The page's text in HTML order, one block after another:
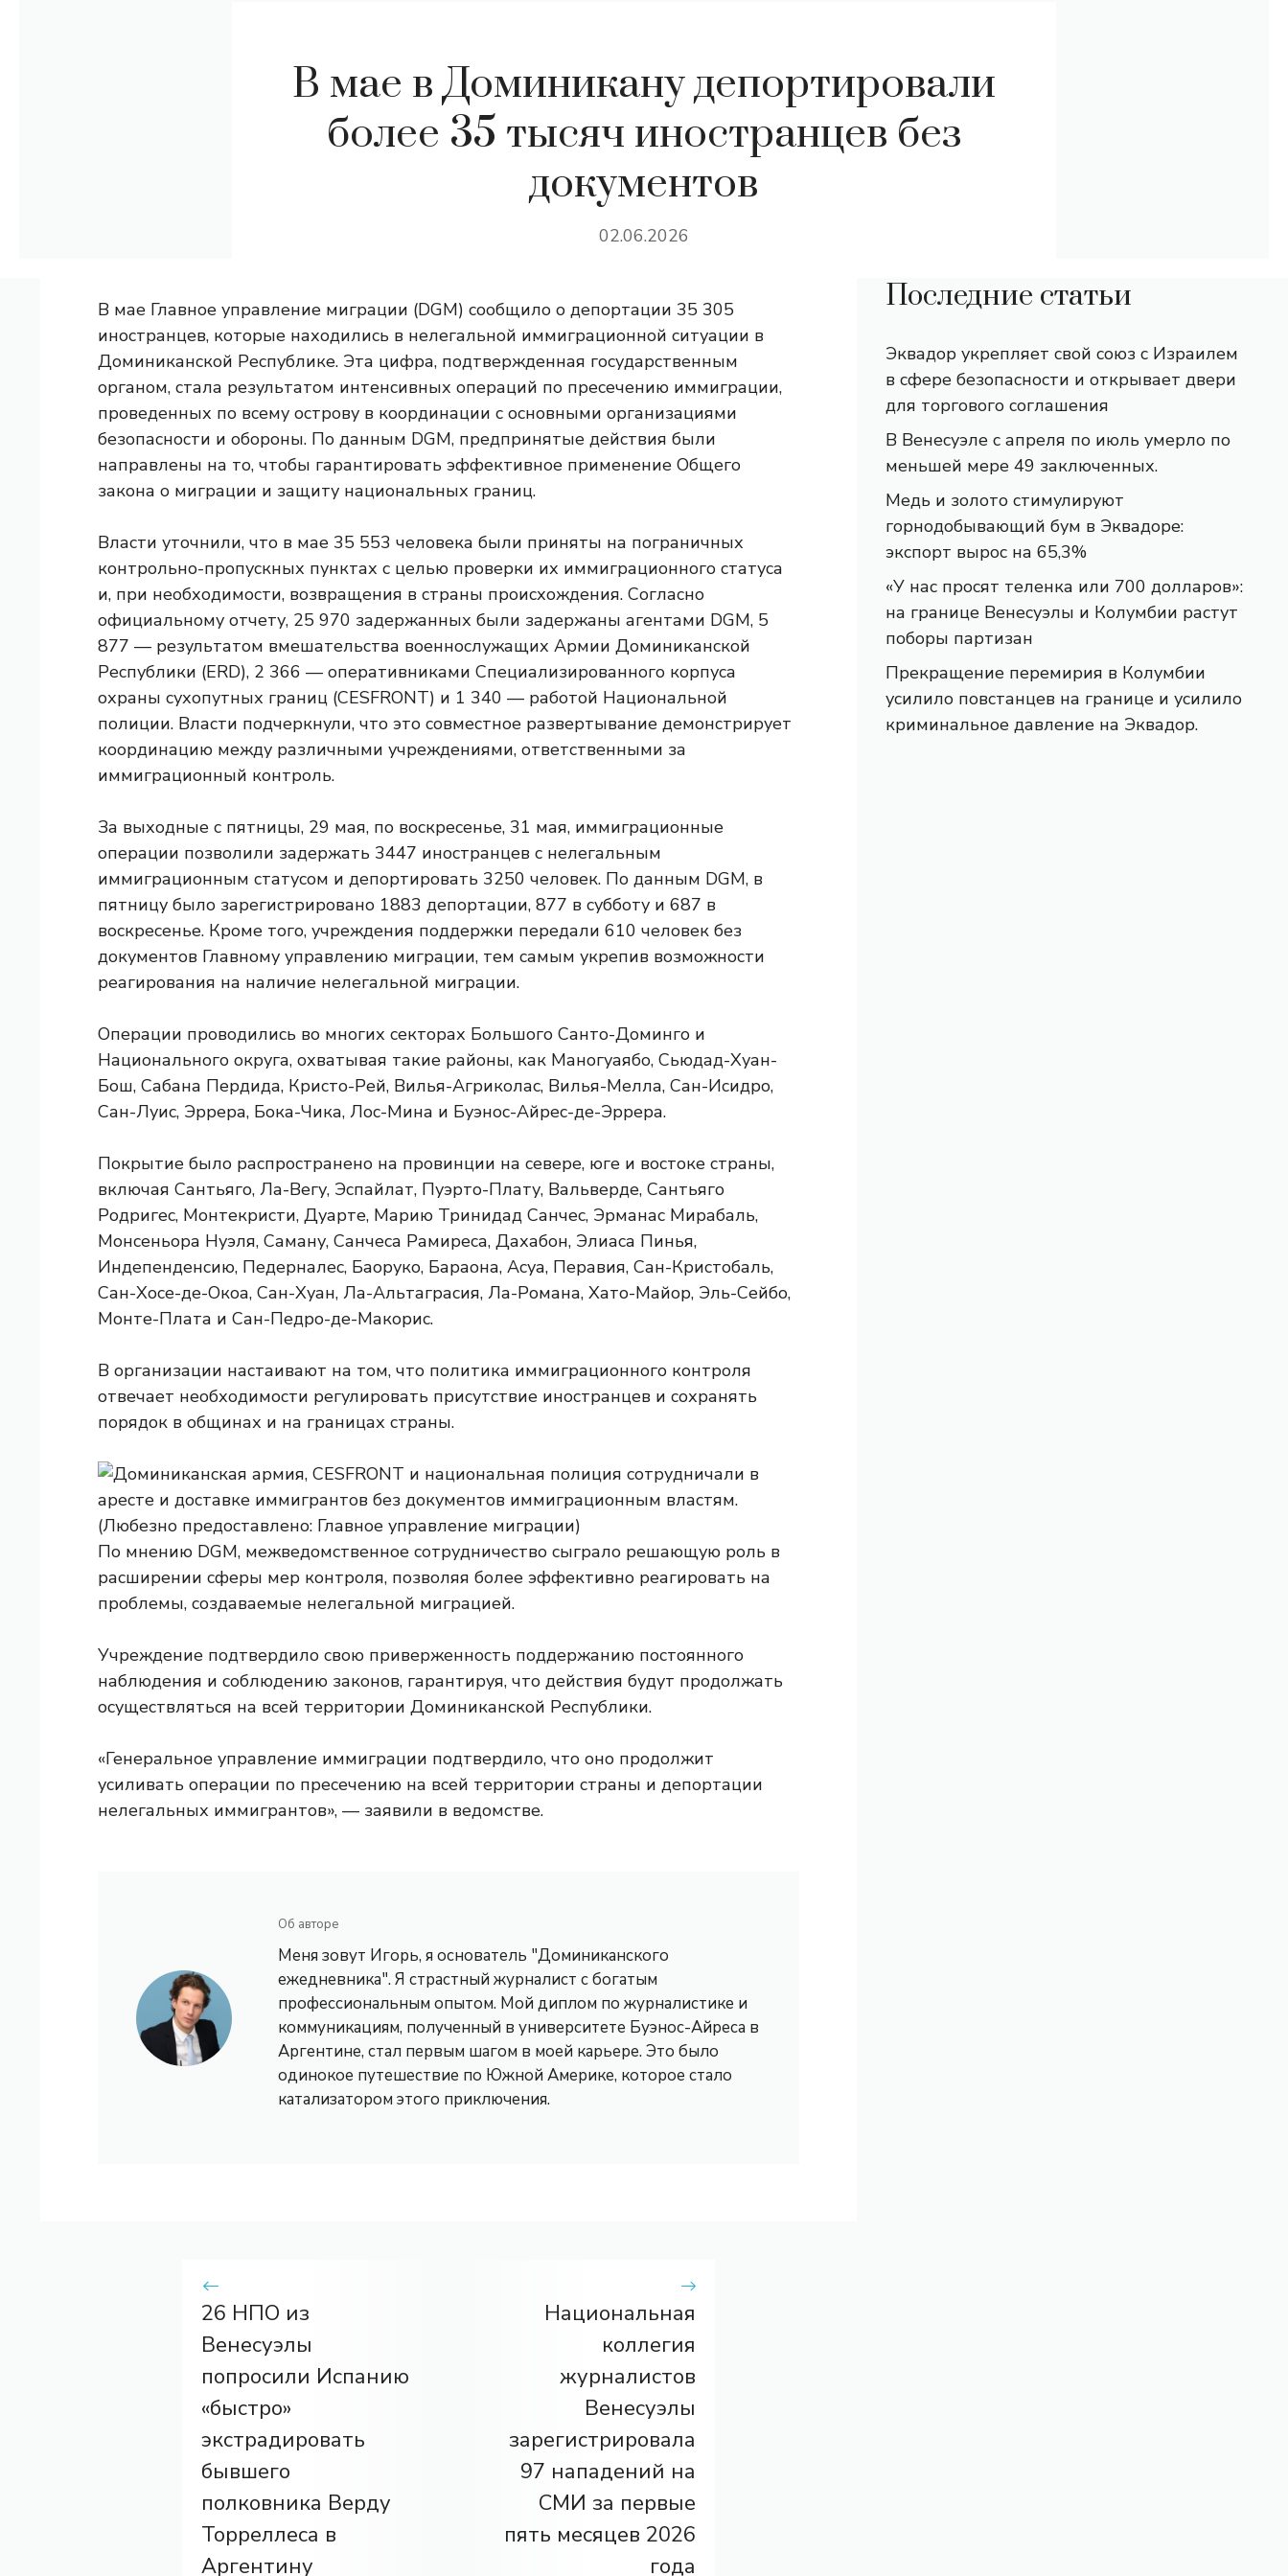
В мае в Доминикану депортировали
более 35 тысяч иностранцев без
документов
02.06.2026
В мае Главное управление миграции (DGM) сообщило о депортации 35 305
иностранцев, которые находились в нелегальной иммиграционной ситуации в
Доминиканской Республике. Эта цифра, подтвержденная государственным
органом, стала результатом интенсивных операций по пресечению иммиграции,
проведенных по всему острову в координации с основными организациями
безопасности и обороны. По данным DGM, предпринятые действия были
направлены на то, чтобы гарантировать эффективное применение Общего
закона о миграции и защиту национальных границ.
Власти уточнили, что в мае 35 553 человека были приняты на пограничных
контрольно-пропускных пунктах с целью проверки их иммиграционного статуса
и, при необходимости, возвращения в страны происхождения. Согласно
официальному отчету, 25 970 задержанных были задержаны агентами DGM, 5
877 — результатом вмешательства военнослужащих Армии Доминиканской
Республики (ERD), 2 366 — оперативниками Специализированного корпуса
охраны сухопутных границ (CESFRONT) и 1 340 — работой Национальной
полиции. Власти подчеркнули, что это совместное развертывание демонстрирует
координацию между различными учреждениями, ответственными за
иммиграционный контроль.
За выходные с пятницы, 29 мая, по воскресенье, 31 мая, иммиграционные
операции позволили задержать 3447 иностранцев с нелегальным
иммиграционным статусом и депортировать 3250 человек. По данным DGM, в
пятницу было зарегистрировано 1883 депортации, 877 в субботу и 687 в
воскресенье. Кроме того, учреждения поддержки передали 610 человек без
документов Главному управлению миграции, тем самым укрепив возможности
реагирования на наличие нелегальной миграции.
Операции проводились во многих секторах Большого Санто-Доминго и
Национального округа, охватывая такие районы, как Маногуаябо, Сьюдад-Хуан-
Бош, Сабана Пердида, Кристо-Рей, Вилья-Агриколас, Вилья-Мелла, Сан-Исидро,
Сан-Луис, Эррера, Бока-Чика, Лос-Мина и Буэнос-Айрес-де-Эррера.
Покрытие было распространено на провинции на севере, юге и востоке страны,
включая Сантьяго, Ла-Вегу, Эспайлат, Пуэрто-Плату, Вальверде, Сантьяго
Родригес, Монтекристи, Дуарте, Марию Тринидад Санчес, Эрманас Мирабаль,
Монсеньора Нуэля, Саману, Санчеса Рамиреса, Дахабон, Элиаса Пинья,
Индепенденсию, Педерналес, Баоруко, Бараона, Асуа, Перавия, Сан-Кристобаль,
Сан-Хосе-де-Окоа, Сан-Хуан, Ла-Альтаграсия, Ла-Романа, Хато-Майор, Эль-Сейбо,
Монте-Плата и Сан-Педро-де-Макорис.
В организации настаивают на том, что политика иммиграционного контроля
отвечает необходимости регулировать присутствие иностранцев и сохранять
порядок в общинах и на границах страны.
По мнению DGM, межведомственное сотрудничество сыграло решающую роль в
расширении сферы мер контроля, позволяя более эффективно реагировать на
проблемы, создаваемые нелегальной миграцией.
Учреждение подтвердило свою приверженность поддержанию постоянного
наблюдения и соблюдению законов, гарантируя, что действия будут продолжать
осуществляться на всей территории Доминиканской Республики.
«Генеральное управление иммиграции подтвердило, что оно продолжит
усиливать операции по пресечению на всей территории страны и депортации
нелегальных иммигрантов», — заявили в ведомстве.
Об авторе
Меня зовут Игорь, я основатель "Доминиканского
ежедневника". Я страстный журналист с богатым
профессиональным опытом. Мой диплом по журналистике и
коммуникациям, полученный в университете Буэнос-Айреса в
Аргентине, стал первым шагом в моей карьере. Это было
одинокое путешествие по Южной Америке, которое стало
катализатором этого приключения.
26 НПО из
Венесуэлы
попросили Испанию
«быстро»
экстрадировать
бывшего
полковника Верду
Торреллеса в
Аргентину
Национальная
коллегия
журналистов
Венесуэлы
зарегистрировала
97 нападений на
СМИ за первые
пять месяцев 2026
года
Последние статьи
Эквадор укрепляет свой союз с Израилем
в сфере безопасности и открывает двери
для торгового соглашения
В Венесуэле с апреля по июль умерло по
меньшей мере 49 заключенных.
Медь и золото стимулируют
горнодобывающий бум в Эквадоре:
экспорт вырос на 65,3%
«У нас просят теленка или 700 долларов»:
на границе Венесуэлы и Колумбии растут
поборы партизан
Прекращение перемирия в Колумбии
усилило повстанцев на границе и усилило
криминальное давление на Эквадор.